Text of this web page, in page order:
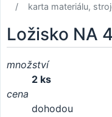
karta materiálu,
Ložisko NA
množství
2 ks
cena
dohodou